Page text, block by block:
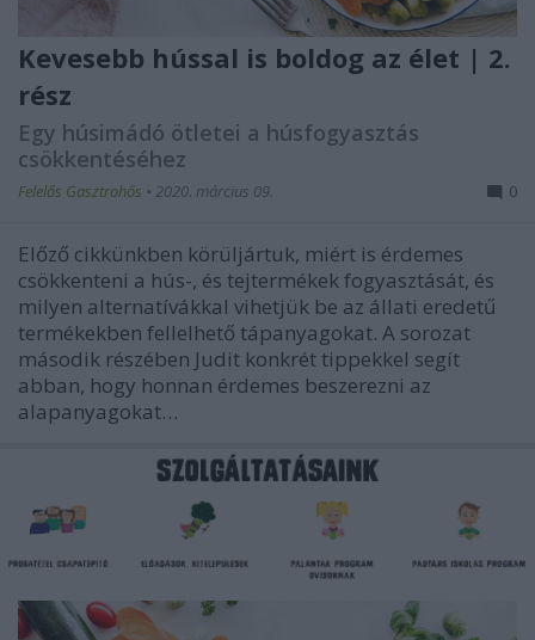
Kevesebb hússal is boldog az élet | 2.
rész
Egy húsimádó ötletei a húsfogyasztás
csökkentéséhez
Felelős Gasztrohős • 2020. március 09. 0
Előző cikkünkben körüljártuk, miért is érdemes
csökkenteni a hús-, és tejtermékek fogyasztását, és
milyen alternatívákkal vihetjük be az állati eredetű
termékekben fellelhető tápanyagokat. A sorozat
második részében Judit konkrét tippekkel segít
abban, hogy honnan érdemes beszerezni az
alapanyagokat…